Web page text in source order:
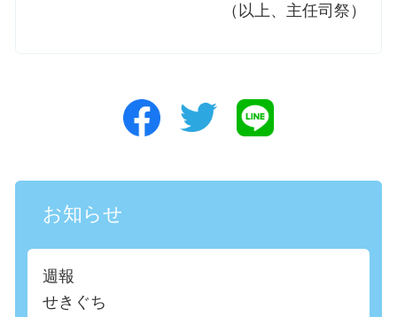
（以上、主任司祭）
お知らせ
週報
せきぐち